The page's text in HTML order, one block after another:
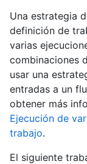
Una estrategia
definición de
varias
combinaciones
usar una
entradas a un
obtener más
Ejecución de
trabajo.
El siguiente